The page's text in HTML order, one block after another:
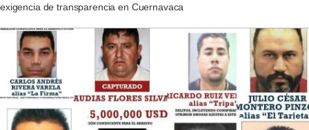
exigencia de transparencia en Cuernavaca